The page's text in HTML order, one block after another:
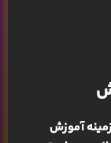
آموزش